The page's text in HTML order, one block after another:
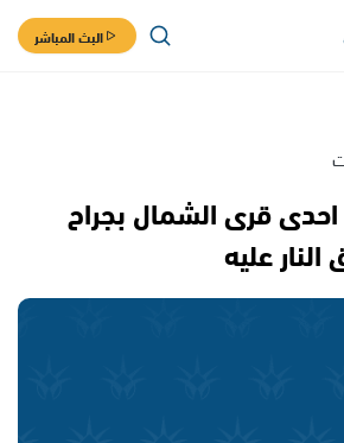
البث المباشر
قرى الشمال بجراح
عليه